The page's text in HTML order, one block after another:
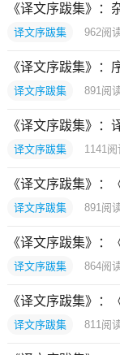
《译文序跋集》：
译文序跋集 962阅
《译文序跋集》：
译文序跋集 891 阅
《译文序跋集》：
译文序跋集 1141 阅
《译文序跋集》：
译文序跋集 891 阅
《译文序跋集》：
译文序跋集 864阅
《译文序跋集》：
译文序跋集 811 阅